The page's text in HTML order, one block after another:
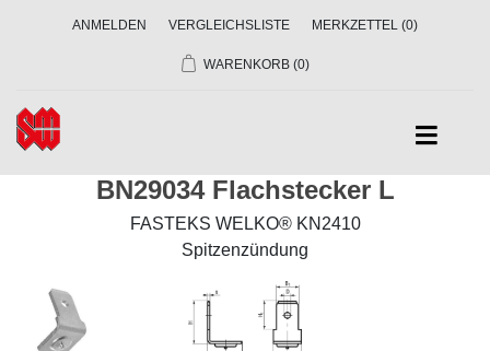
ANMELDEN VERGLEICHSLISTE MERKZETTEL (0)
WARENKORB (0)
BN29034 Flachstecker L
FASTEKS WELKO® KN2410
Spitzenzündung